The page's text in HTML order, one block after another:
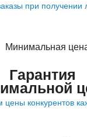
при получении
Гарантия
цены конкурентов